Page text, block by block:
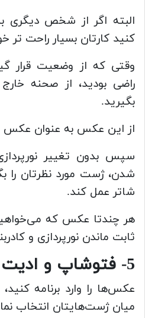
البته اگر از شخص دیگری
کنید کارتان بسیار راحت تر
وقتی که از وضعیت قرار
راضی بودید، از صحنه
بگیرید.
از این عکس به عنوان عکس
سپس بدون تغییر
شدن، ژست مورد نظرتان را
شاتر عمل کند.
هر چندتا عکس که
ثابت ماندن نورپردازی و
5- فتوشاپ و ادیت عکس
عکس‌ها را وارد برنامه
میان ژست‌هایتان انتخاب